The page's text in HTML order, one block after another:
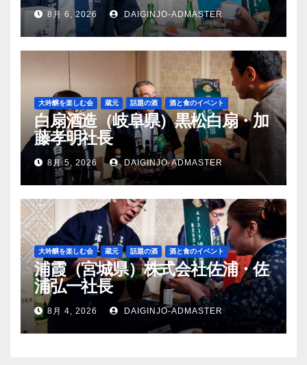
8月 6, 2026 DAIGINJO-ADMASTER
大吟醸を楽しむ会 蔵元 話題の酒 酒と食のイベント
白扇酒造（岐阜県）黒松白扇・加
藤孝明社長
8月 5, 2026 DAIGINJO-ADMASTER
大吟醸を楽しむ会 蔵元 話題の酒 酒と食のイベント
浦霞（宮城県）株式会社佐浦・佐
浦弘一社長
8月 4, 2026 DAIGINJO-ADMASTER